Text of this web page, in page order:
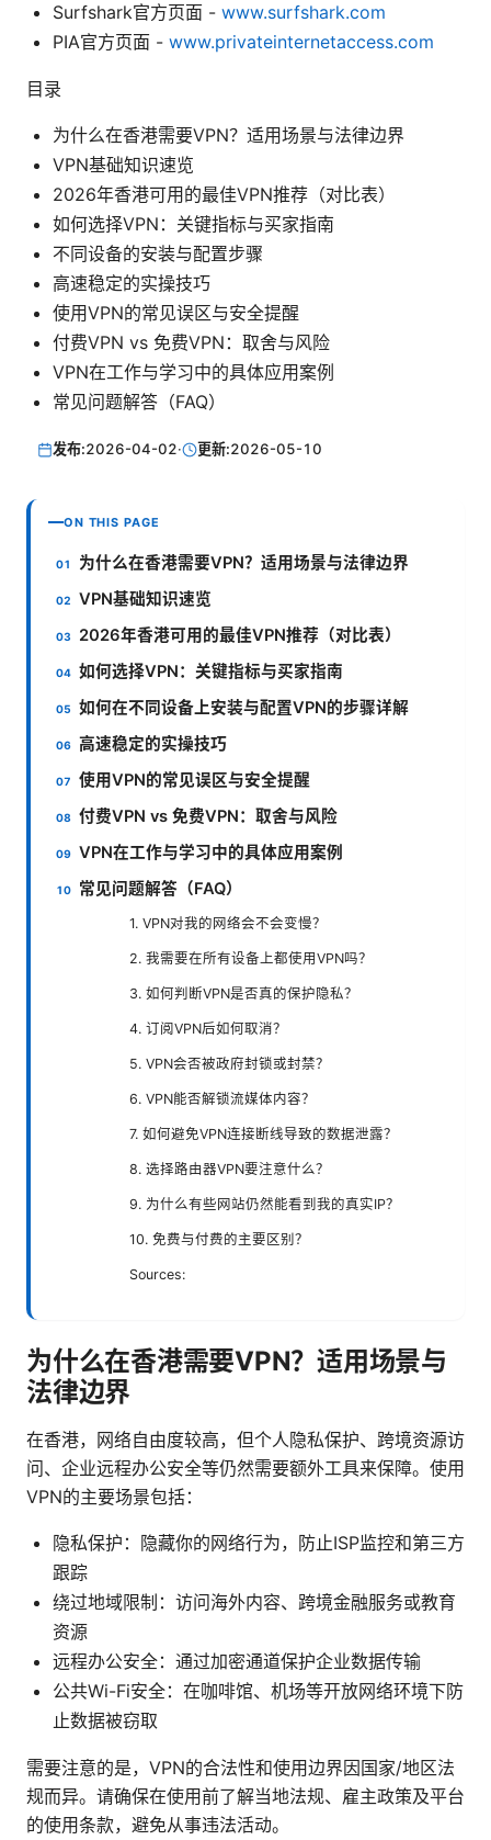
Surfshark官方页面 - www.surfshark.com
PIA官方页面 - www.privateinternetaccess.com
目录
为什么在香港需要VPN？适用场景与法律边界
VPN基础知识速览
2026年香港可用的最佳VPN推荐（对比表）
如何选择VPN：关键指标与买家指南
不同设备的安装与配置步骤
高速稳定的实操技巧
使用VPN的常见误区与安全提醒
付费VPN vs 免费VPN：取舍与风险
VPN在工作与学习中的具体应用案例
常见问题解答（FAQ）
发布:2026-04-02· 更新:2026-05-10
ON THIS PAGE
为什么在香港需要VPN？适用场景与法律边界
VPN基础知识速览
2026年香港可用的最佳VPN推荐（对比表）
如何选择VPN：关键指标与买家指南
如何在不同设备上安装与配置VPN的步骤详解
高速稳定的实操技巧
使用VPN的常见误区与安全提醒
付费VPN vs 免费VPN：取舍与风险
VPN在工作与学习中的具体应用案例
常见问题解答（FAQ）
1. VPN对我的网络会不会变慢？
2. 我需要在所有设备上都使用VPN吗？
3. 如何判断VPN是否真的保护隐私？
4. 订阅VPN后如何取消？
5. VPN会否被政府封锁或封禁？
6. VPN能否解锁流媒体内容？
7. 如何避免VPN连接断线导致的数据泄露？
8. 选择路由器VPN要注意什么？
9. 为什么有些网站仍然能看到我的真实IP？
10. 免费与付费的主要区别？
Sources:
为什么在香港需要VPN？适用场景与
法律边界
在香港，网络自由度较高，但个人隐私保护、跨境资源访
问、企业远程办公安全等仍然需要额外工具来保障。使用
VPN的主要场景包括：
隐私保护：隐藏你的网络行为，防止ISP监控和第三方
跟踪
绕过地域限制：访问海外内容、跨境金融服务或教育
资源
远程办公安全：通过加密通道保护企业数据传输
公共Wi-Fi安全：在咖啡馆、机场等开放网络环境下防
止数据被窃取
需要注意的是，VPN的合法性和使用边界因国家/地区法
规而异。请确保在使用前了解当地法规、雇主政策及平台
的使用条款，避免从事违法活动。